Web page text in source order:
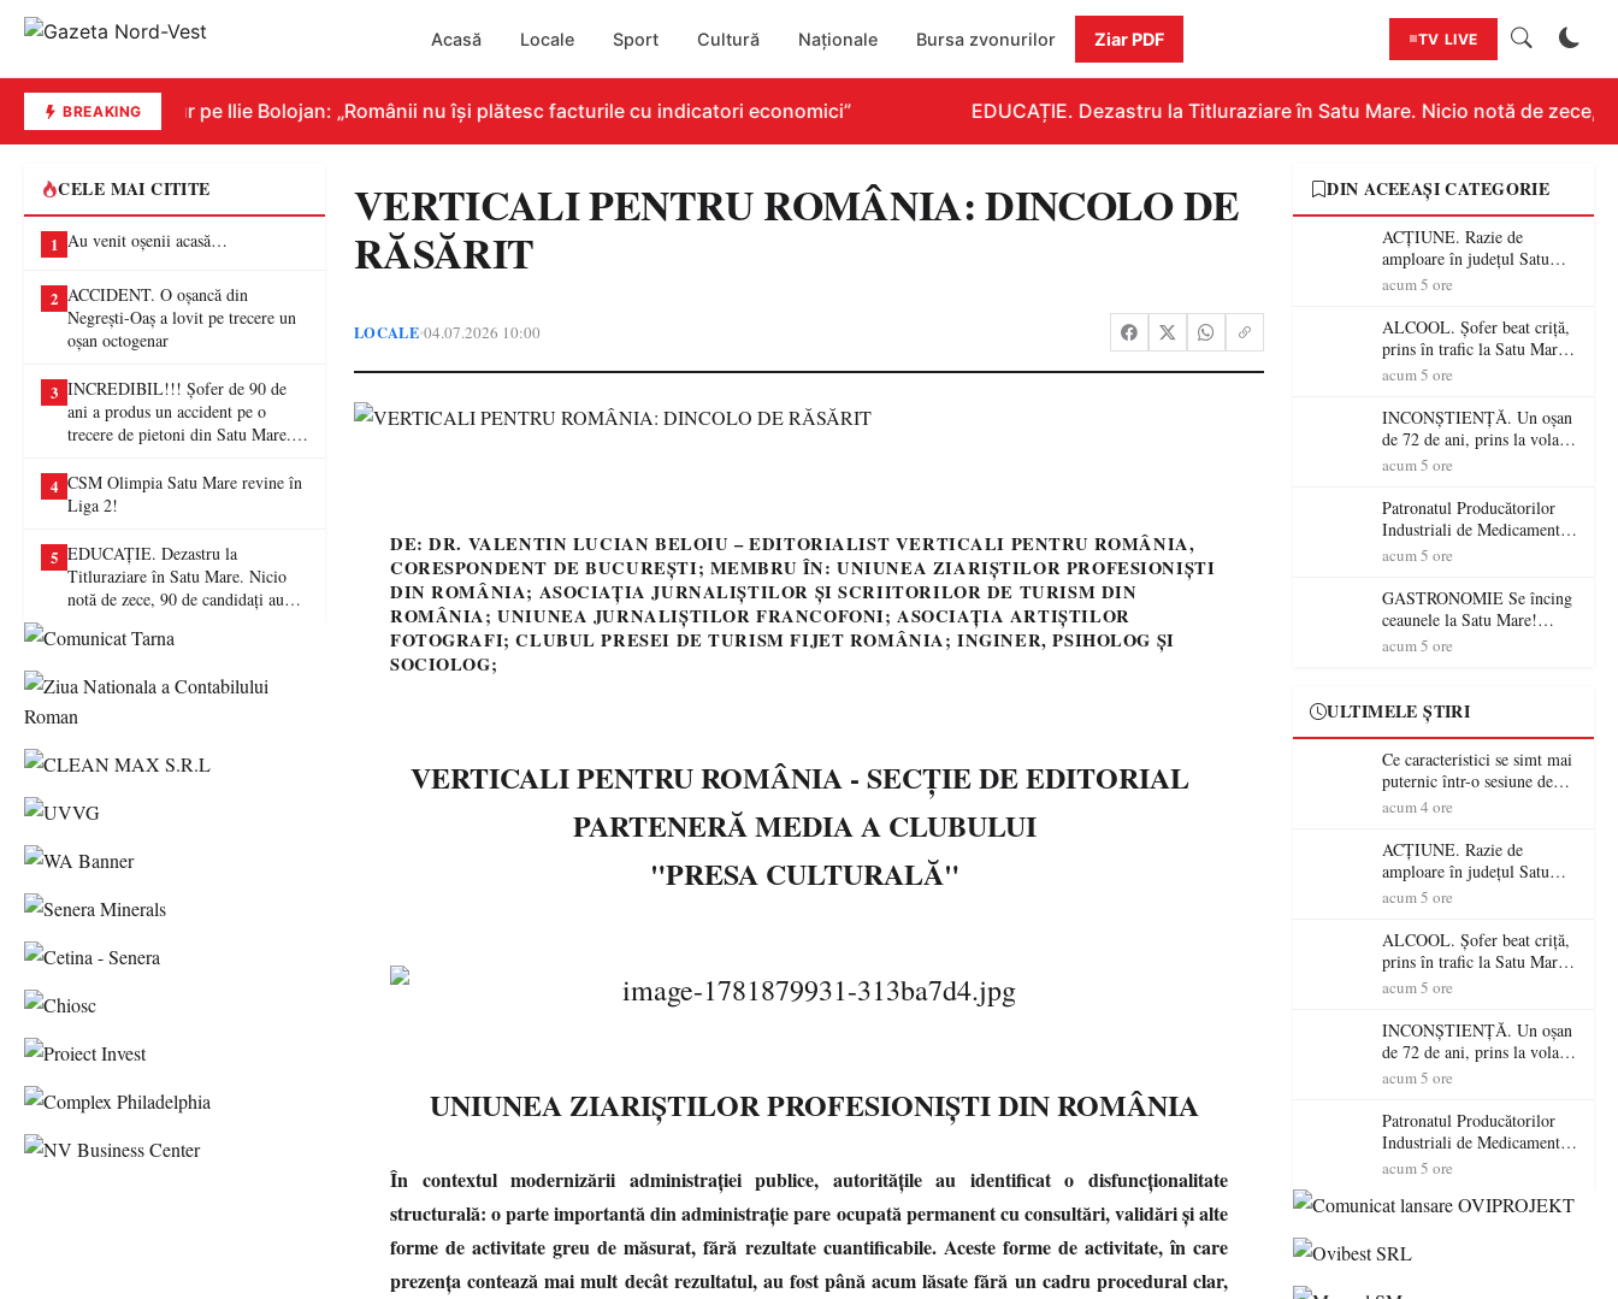
Acasă Locale Sport Cultură Naționale Bursa zvonurilor Ziar PDF TV LIVE
BREAKING
Govor îl atacă dur pe Ilie Bolojan: „Românii nu își plătesc facturile cu indicatori economici” EDUCAȚIE. Dezastru la Titluraziare în Satu Mare. Nicio notă de zece,
CELE MAI CITITE
1 Au venit oșenii acasă…
2 ACCIDENT. O oșancă din
Negrești-Oaș a lovit pe trecere un
oșan octogenar
3 INCREDIBIL!!! Șofer de 90 de
ani a produs un accident pe o
trecere de pietoni din Satu Mare. O
4 CSM Olimpia Satu Mare revine în
Liga 2!
5 EDUCAȚIE. Dezastru la
Titluraziare în Satu Mare. Nicio
notă de zece, 90 de candidați au
VERTICALI PENTRU ROMÂNIA: DINCOLO DE
RĂSĂRIT
LOCALE•04.07.2026 10:00
DE: DR. VALENTIN LUCIAN BELOIU – EDITORIALIST VERTICALI PENTRU ROMÂNIA,
CORESPONDENT DE BUCUREȘTI; MEMBRU ÎN: UNIUNEA ZIARIȘTILOR PROFESIONIȘTI
DIN ROMÂNIA; ASOCIAȚIA JURNALIȘTILOR ȘI SCRIITORILOR DE TURISM DIN
ROMÂNIA; UNIUNEA JURNALIȘTILOR FRANCOFONI; ASOCIAȚIA ARTIȘTILOR
FOTOGRAFI; CLUBUL PRESEI DE TURISM FIJET ROMÂNIA; INGINER, PSIHOLOG ȘI
SOCIOLOG;
VERTICALI PENTRU ROMÂNIA - SECȚIE DE EDITORIAL
PARTENERĂ MEDIA A CLUBULUI
"PRESA CULTURALĂ"
UNIUNEA ZIARIȘTILOR PROFESIONIȘTI DIN ROMÂNIA
În contextul modernizării administrației publice, autoritățile au identificat o disfuncționalitate
structurală: o parte importantă din administrație pare ocupată permanent cu consultări, validări și alte
forme de activitate greu de măsurat, fără rezultate cuantificabile. Aceste forme de activitate, în care
prezența contează mai mult decât rezultatul, au fost până acum lăsate fără un cadru procedural clar,
DIN ACEEAȘI CATEGORIE
ACȚIUNE. Razie de
amploare în județul Satu
Mare! Polițiștii au dat sute
șoferi fără permis într-o
singură zi
acum 5 ore
ALCOOL. Șofer beat criță,
prins în trafic la Satu Mare!
Alcoolemie uriașă
acum 5 ore
INCONȘTIENȚĂ. Un oșan
de 72 de ani, prins la volan
fără permis! Polițiștii l-au
acum 5 ore
Patronatul Producătorilor
Industriali de Medicamente
din România (PRIMER):
energie electrică a fabricilor
de medicamente va pune în
pericol accesul pacienților la
medicamente esențiale
acum 5 ore
GASTRONOMIE Se încing
ceaunele la Satu Mare!
Concursul „Veress Ádám”
jurat de renume
acum 5 ore
ULTIMELE ȘTIRI
Ce caracteristici se simt mai
puternic într-o sesiune de
distracție la sloturi online:
RTP?
acum 4 ore
ACȚIUNE. Razie de
amploare în județul Satu
Mare! Polițiștii au dat sute
șoferi fără permis într-o
singură zi
acum 5 ore
ALCOOL. Șofer beat criță,
prins în trafic la Satu Mare!
Alcoolemie uriașă
acum 5 ore
INCONȘTIENȚĂ. Un oșan
de 72 de ani, prins la volan
fără permis! Polițiștii l-au
acum 5 ore
Patronatul Producătorilor
Industriali de Medicamente
din România (PRIMER):
energie electrică a fabricilor
pericol accesul pacienților la
acum 5 ore